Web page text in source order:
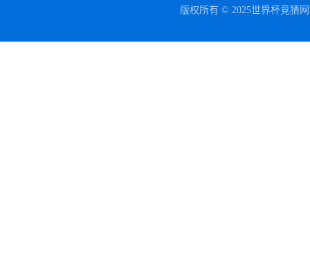
版权所有 © 2025世界杯竞